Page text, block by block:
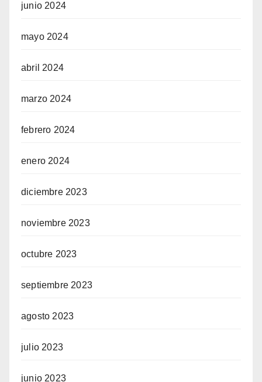
junio 2024
mayo 2024
abril 2024
marzo 2024
febrero 2024
enero 2024
diciembre 2023
noviembre 2023
octubre 2023
septiembre 2023
agosto 2023
julio 2023
junio 2023